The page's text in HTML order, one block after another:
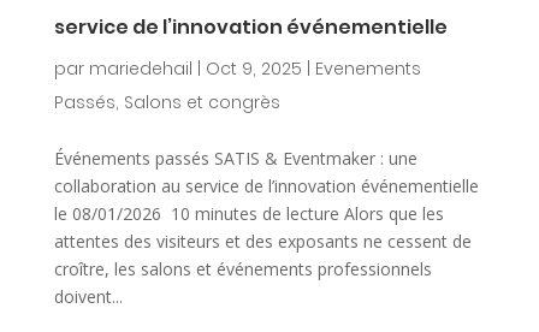
service de l’innovation événementielle
par mariedehail Oct 9, 2025
Evenements
Passés, Salons et congrès
Événements passés SATIS & Eventmaker : une
collaboration au service de l’innovation événementielle
le 08/01/2026 10 minutes de lecture Alors que les
attentes des visiteurs et des exposants ne cessent de
croître, les salons et événements professionnels
doivent...